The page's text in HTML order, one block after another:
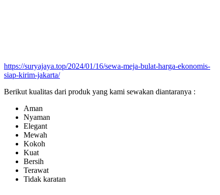
https://suryajaya.top/2024/01/16/sewa-meja-bulat-harga-ekonomis-
siap-kirim-jakarta/
Berikut kualitas dari produk yang kami sewakan diantaranya :
Aman
Nyaman
Elegant
Mewah
Kokoh
Kuat
Bersih
Terawat
Tidak karatan